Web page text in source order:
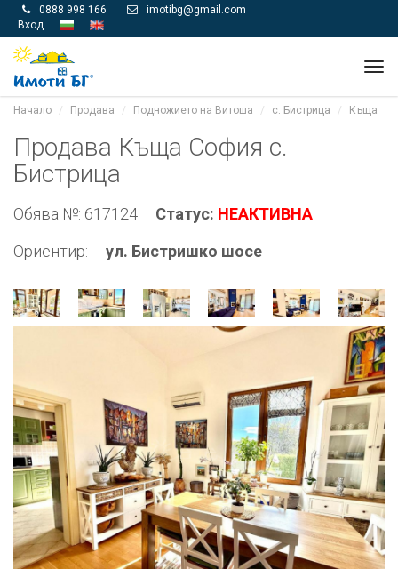
 0888 998 166 
imotibg@gmail.com
Вход
Начало Продава Подножието на Витоша с. Бистрица Къщa
Продава Къщa София с.
Бистрица
Обява №: 617124 Статус: НЕАКТИВНА
Ориентир:
ул. Бистришко шосе